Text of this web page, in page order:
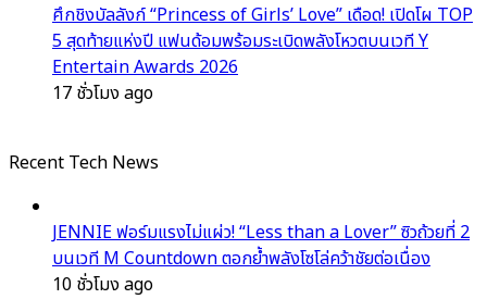
ศึกชิงบัลลังก์ “Princess of Girls’ Love” เดือด! เปิดโผ TOP
5 สุดท้ายแห่งปี แฟนด้อมพร้อมระเบิดพลังโหวตบนเวที Y
Entertain Awards 2026
17 ชั่วโมง ago
Recent Tech News
JENNIE ฟอร์มแรงไม่แผ่ว! “Less than a Lover” ซิวถ้วยที่ 2
บนเวที M Countdown ตอกย้ำพลังโซโล่คว้าชัยต่อเนื่อง
10 ชั่วโมง ago